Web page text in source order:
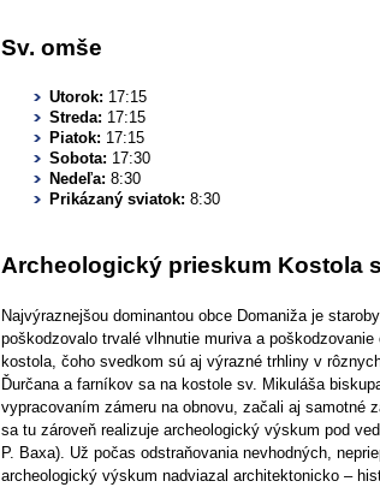
Sv. omše
Utorok: 17:15
Streda: 17:15
Piatok: 17:15
Sobota: 17:30
Nedeľa: 8:30
Prikázaný sviatok: 8:30
Archeologický prieskum Kostola
Najvýraznejšou dominantou obce Domaniža je
poškodzovalo trvalé vlhnutie muriva a
kostola, čoho svedkom sú aj výrazné trhliny v
Ďurčana a farníkov sa na kostole sv. Mikuláša
vypracovaním zámeru na obnovu, začali aj samotné
sa tu zároveň realizuje archeologický výskum pod
P. Baxa). Už počas odstraňovania nevhodných,
archeologický výskum nadviazal architektonicko –